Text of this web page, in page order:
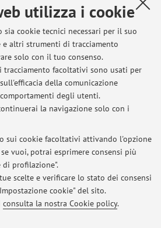
utilizza i cookie
cookie tecnici necessari per il suo
e altri strumenti di tracciamento
solo con il tuo consenso.
facoltativi sono usati per
della comunicazione
degli utenti.
la navigazione solo con i
sui cookie facoltativi attivando l'opzione
vuoi, potrai esprimere consensi più
di profilazione".
scelte e verificare lo stato dei consensi
cookie" del sito.
consulta la nostra Cookie policy.
Mediche e Chirurgiche
-Vai alla mappa
Ultimi avvisi
non sono presenti avvisi.